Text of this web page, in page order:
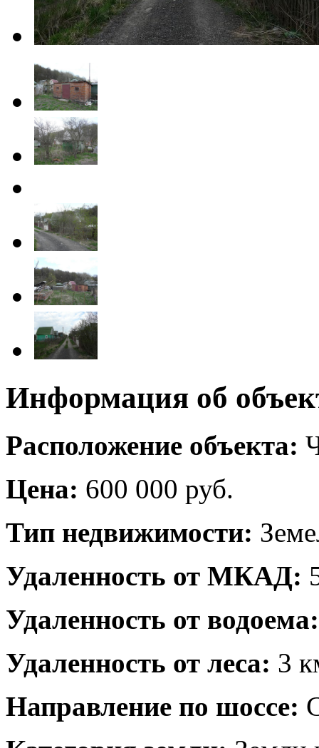
Информация об
Расположение объекта:
Цена: 600 000 руб.
Тип недвижимости:
Удаленность от МКАД:
Удаленность от водоема:
Удаленность от леса: 3
Направление по шоссе: